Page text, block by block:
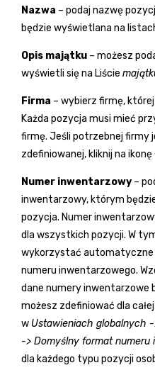
Nazwa – podaj nazwę
będzie wyświetlana na
Opis majątku – możesz
wyświetli się na Liście
Firma – wybierz firmę,
Każda pozycja musi mieć
firmę. Jeśli potrzebnej firmy
zdefiniowanej, kliknij na ikonę
Numer inwentarzowy –
inwentarzowy, którym
pozycja. Numer
dla wszystkich pozycji. W
wykorzystać automatyczne
numeru inwentarzowego.
dane numery inwentarzowe
możesz zdefiniować dla
w Ustawieniach globalnych
-> Domyślny format numeru
dla każdego typu pozycji